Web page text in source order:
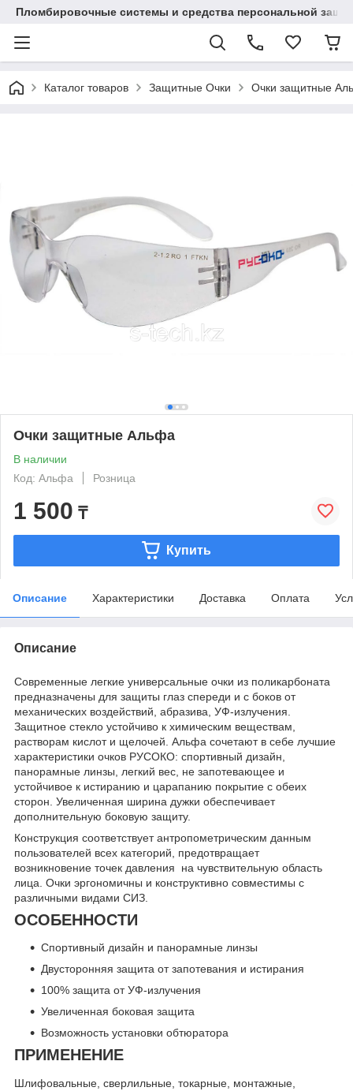
Пломбировочные системы и средства персональной
Каталог товаров Защитные Очки Очки защитные
Очки защитные Альфа
В наличии
Код: Альфа
Розница
1 500 ₸
Купить
Описание Характеристики Доставка Оплата
Описание
Современные легкие универсальные очки из поликарбоната
предназначены для защиты глаз спереди и с боков от
механических воздействий, абразива, УФ-излучения.
Защитное стекло устойчиво к химическим веществам,
растворам кислот и щелочей. Альфа сочетают в себе лучшие
характеристики очков РУСОКО: спортивный дизайн,
панорамные линзы, легкий вес, не запотевающее и
устойчивое к истиранию и царапанию покрытие с обеих
сторон. Увеличенная ширина дужки обеспечивает
дополнительную боковую защиту.
Конструкция соответствует антропометрическим данным
пользователей всех категорий, предотвращает
возникновение точек давления на чувствительную область
лица. Очки эргономичны и конструктивно совместимы с
различными видами СИЗ.
ОСОБЕННОСТИ
Спортивный дизайн и панорамные линзы
Двусторонняя защита от запотевания и истирания
100% защита от УФ-излучения
Увеличенная боковая защита
Возможность установки обтюратора
ПРИМЕНЕНИЕ
Шлифовальные, сверлильные, токарные, монтажные,